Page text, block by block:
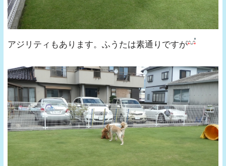
アジリティもあります。ふうたは素通りですが